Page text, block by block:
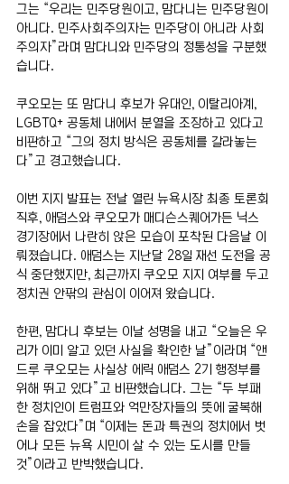
그는 “우리는 민주당원이고, 맘다니는 민주당원이
아니다. 민주사회주의자는 민주당이 아니라 사회
주의자”라며 맘다니와 민주당의 정통성을 구분했
습니다.
쿠오모는 또 맘다니 후보가 유대인, 이탈리아계,
LGBTQ+ 공동체 내에서 분열을 조장하고 있다고
비판하고 “그의 정치 방식은 공동체를 갈라놓는
다”고 경고했습니다.
이번 지지 발표는 전날 열린 뉴욕시장 최종 토론회
직후, 애덤스와 쿠오모가 매디슨스퀘어가든 닉스
경기장에서 나란히 앉은 모습이 포착된 다음날 이
뤄졌습니다. 애덤스는 지난달 28일 재선 도전을 공
식 중단했지만, 최근까지 쿠오모 지지 여부를 두고
정치권 안팎의 관심이 이어져 왔습니다.
한편, 맘다니 후보는 이날 성명을 내고 “오늘은 우
리가 이미 알고 있던 사실을 확인한 날”이라며 “앤
드루 쿠오모는 사실상 에릭 애덤스 2기 행정부를
위해 뛰고 있다”고 비판했습니다. 그는 “두 부패
한 정치인이 트럼프와 억만장자들의 뜻에 굴복해
손을 잡았다”며 “이제는 돈과 특권의 정치에서 벗
어나 모든 뉴욕 시민이 살 수 있는 도시를 만들
것”이라고 반박했습니다.